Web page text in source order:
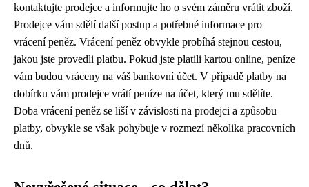
kontaktujte prodejce a informujte ho o svém záměru vrátit zboží.
Prodejce vám sdělí další postup a potřebné informace pro
vrácení peněz. Vrácení peněz obvykle probíhá stejnou cestou,
jakou jste provedli platbu. Pokud jste platili kartou online, peníze
vám budou vráceny na váš bankovní účet. V případě platby na
dobírku vám prodejce vrátí peníze na účet, který mu sdělíte.
Doba vrácení peněz se liší v závislosti na prodejci a způsobu
platby, obvykle se však pohybuje v rozmezí několika pracovních
dnů.